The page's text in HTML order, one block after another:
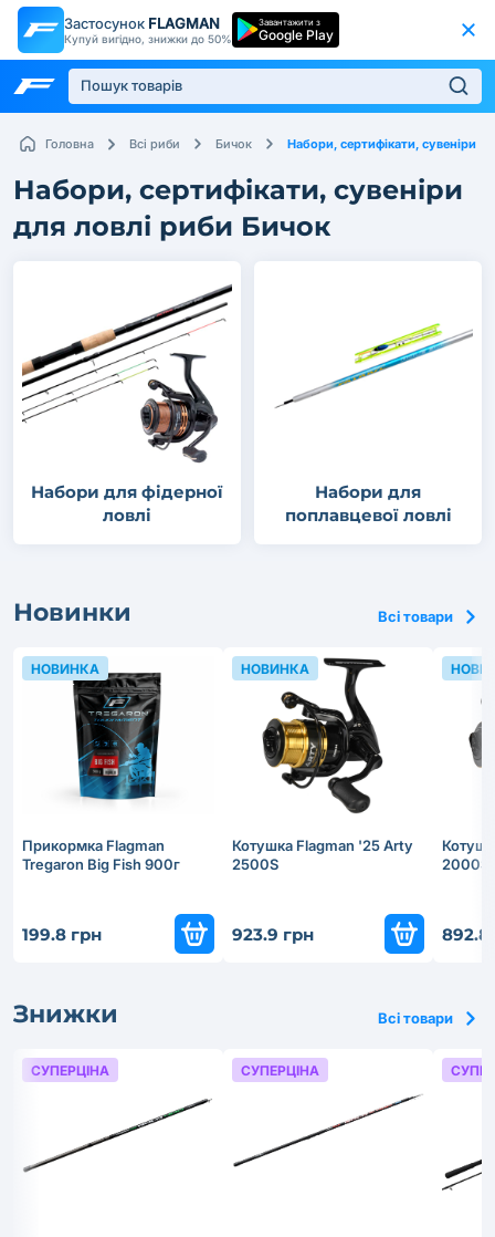
Застосунок FLAGMAN
Купуй вигідно, знижки до 50%
Завантажити з
Google Play
Головна Всі риби Бичок Набори, сертифікати, сувеніри
Набори, сертифікати, сувеніри
для ловлі риби Бичок
Набори для фідерної
ловлі
Набори для
поплавцевої ловлі
Новинки Всі товари
Прикормка Flagman
Tregaron Big Fish 900г
199.8 грн
НОВИНКА
Котушка Flagman '25 Arty
2500S
923.9 грн
НОВИНКА
2000S
892.8
Знижки Всі товари
СУПЕРЦІНА СУПЕРЦІНА